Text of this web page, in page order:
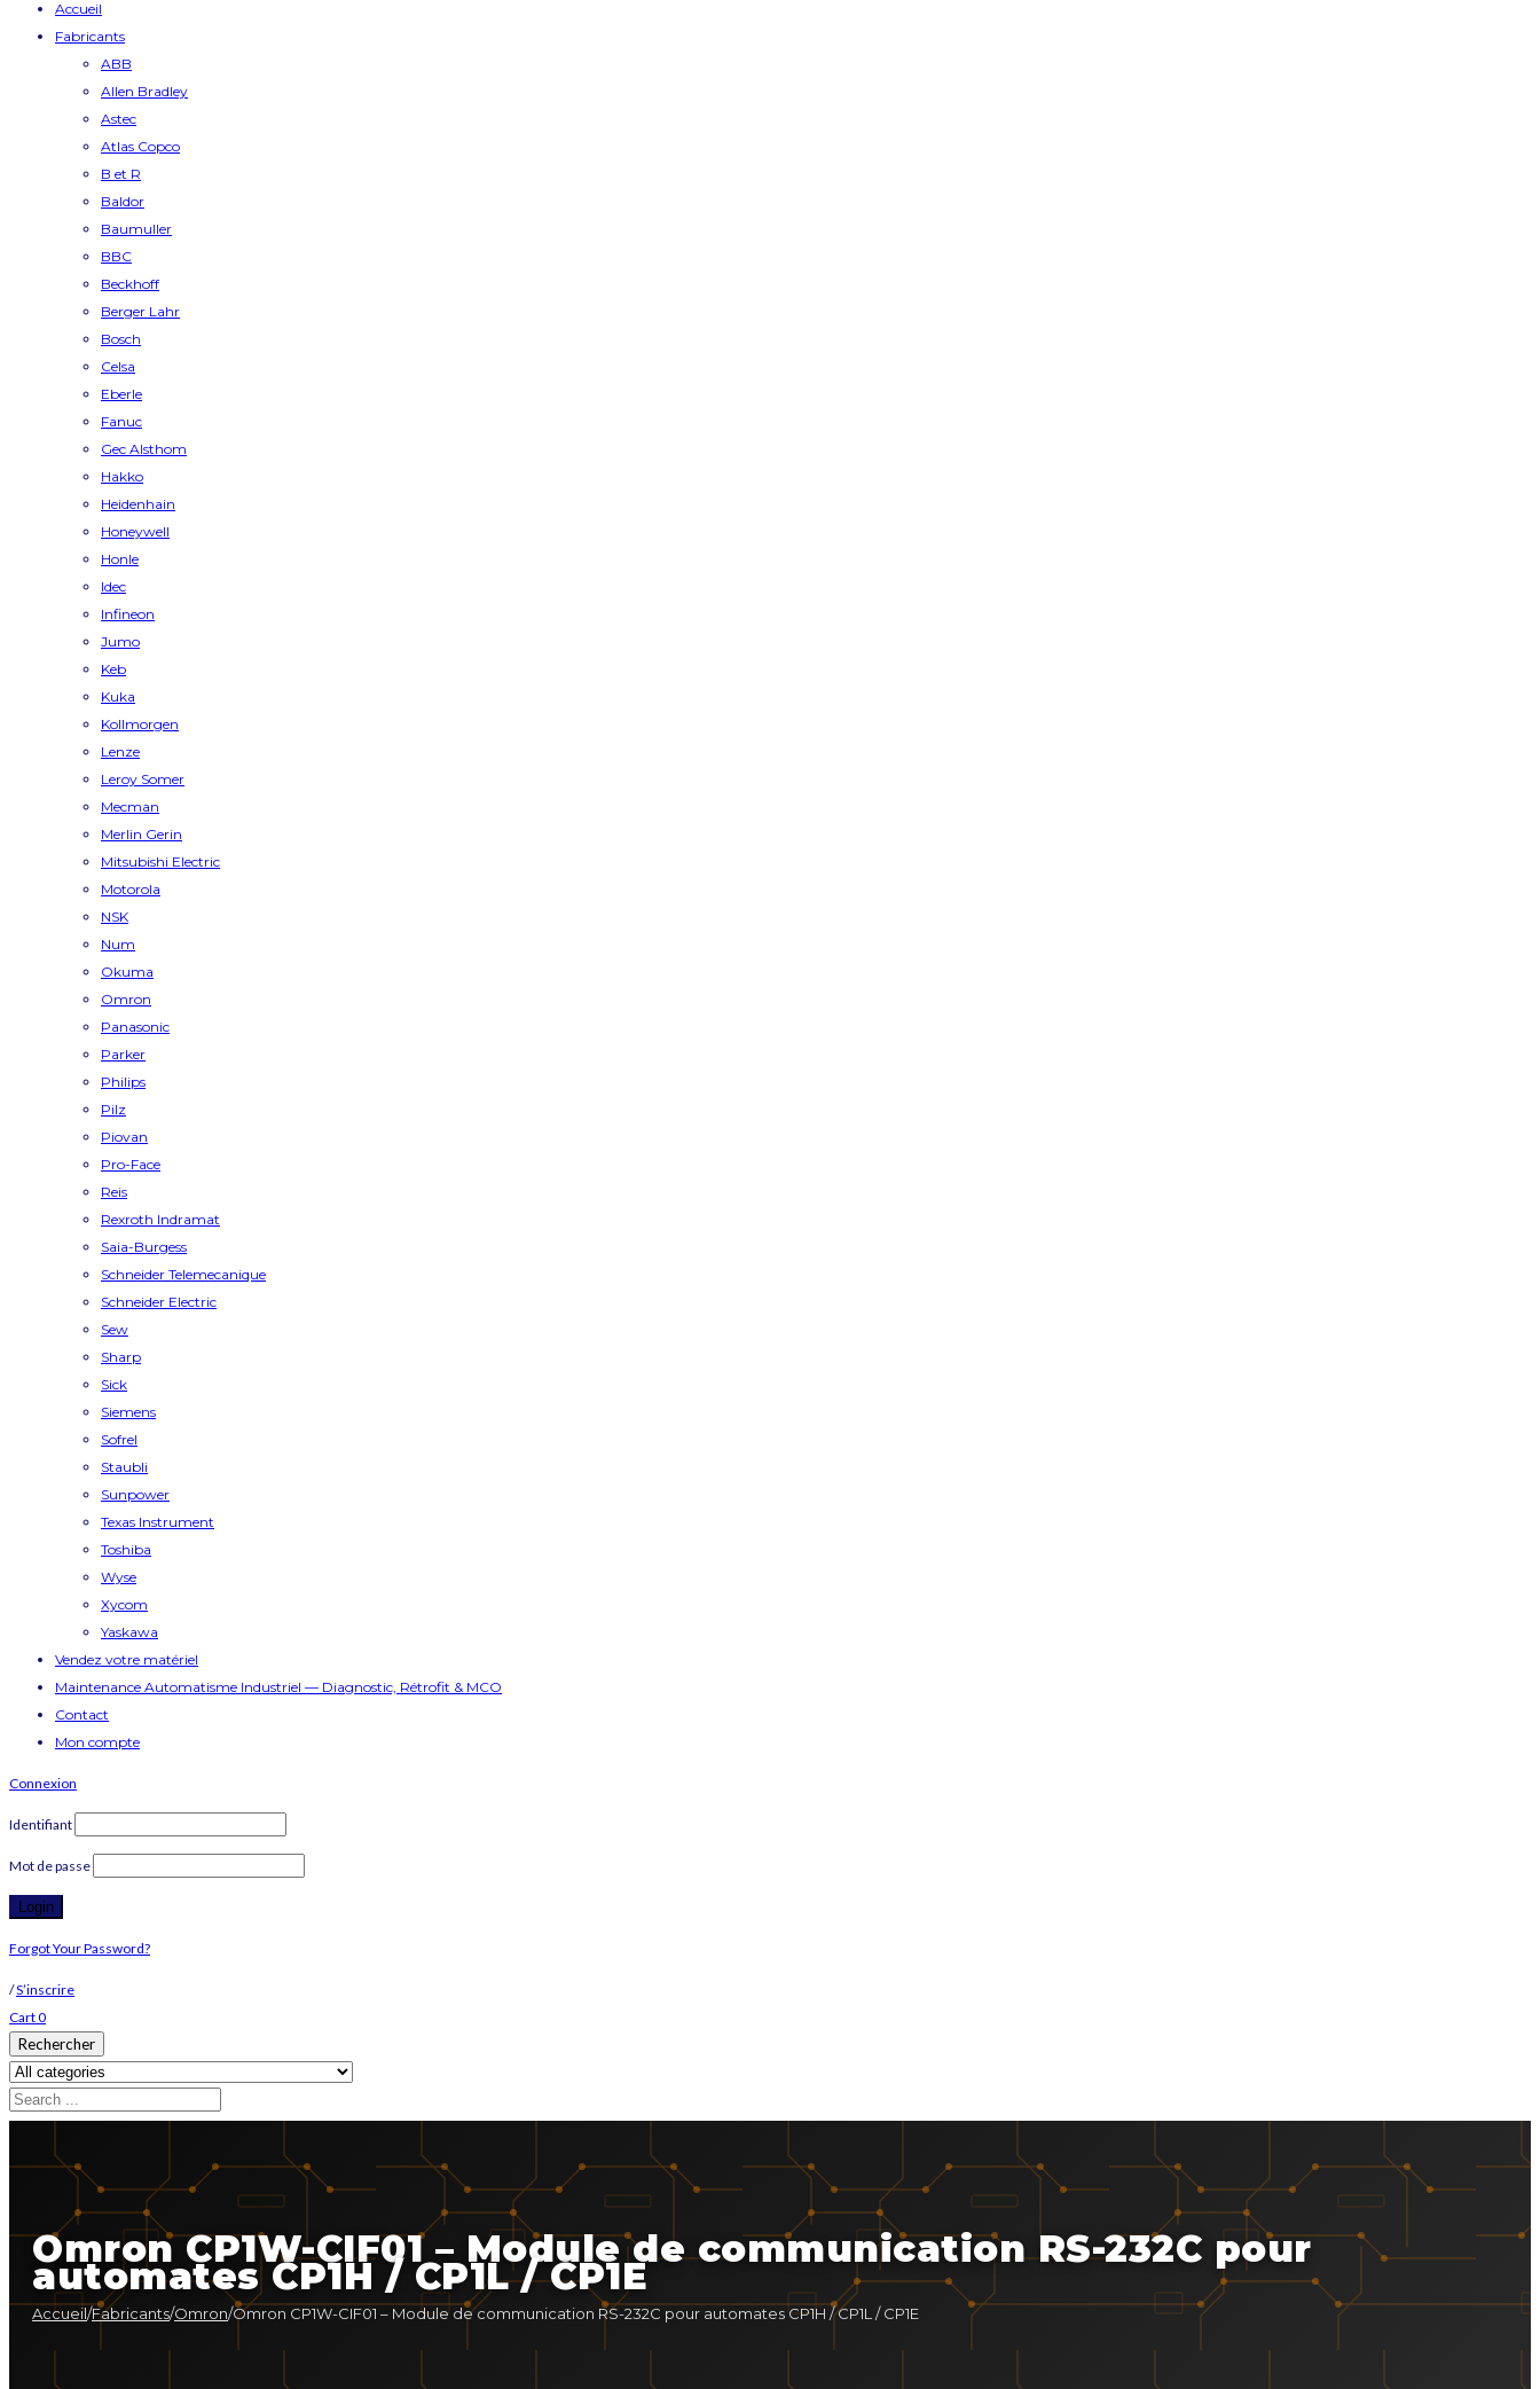
Accueil
Fabricants
ABB
Allen Bradley
Astec
Atlas Copco
B et R
Baldor
Baumuller
BBC
Beckhoff
Berger Lahr
Bosch
Celsa
Eberle
Fanuc
Gec Alsthom
Hakko
Heidenhain
Honeywell
Honle
Idec
Infineon
Jumo
Keb
Kuka
Kollmorgen
Lenze
Leroy Somer
Mecman
Merlin Gerin
Mitsubishi Electric
Motorola
NSK
Num
Okuma
Omron
Panasonic
Parker
Philips
Pilz
Piovan
Pro-Face
Reis
Rexroth Indramat
Saia-Burgess
Schneider Telemecanique
Schneider Electric
Sew
Sharp
Sick
Siemens
Sofrel
Staubli
Sunpower
Texas Instrument
Toshiba
Wyse
Xycom
Yaskawa
Vendez votre matériel
Maintenance Automatisme Industriel — Diagnostic, Rétrofit & MCO
Contact
Mon compte
Connexion
Identifiant
Mot de passe
Forgot Your Password?
/S’inscrire
Cart0
Rechercher
Omron CP1W-CIF01 – Module de communication RS-232C pour
automates CP1H / CP1L / CP1E
Accueil/Fabricants/Omron/Omron CP1W-CIF01 – Module de communication RS-232C pour automates CP1H / CP1L / CP1E